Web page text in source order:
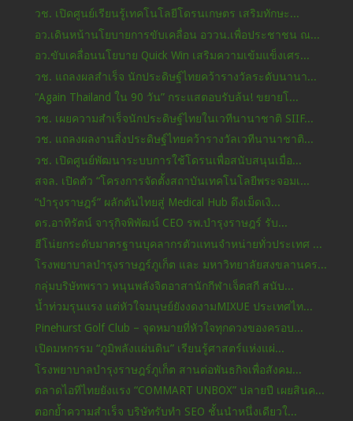
วช. เปิดศูนย์เรียนรู้เทคโนโลยีโดรนเกษตร เสริมทักษะ...
อว.เดินหน้านโยบายการขับเคลื่อน อววน.เพื่อประชาชน ณ...
อว.ขับเคลื่อนนโยบาย Quick Win เสริมความเข้มแข็งเศร...
วช. แถลงผลสำเร็จ นักประดิษฐ์ไทยคว้ารางวัลระดับนานา...
"Again Thailand ใน 90 วัน” กระแสตอบรับล้น! ขยายโ...
วช. เผยความสำเร็จนักประดิษฐ์ไทยในเวทีนานาชาติ SIIF...
วช. แถลงผลงานสิ่งประดิษฐ์ไทยคว้ารางวัลเวทีนานาชาติ...
วช. เปิดศูนย์พัฒนาระบบการใช้โดรนเพื่อสนับสนุนเมื่อ...
สจล. เปิดตัว “โครงการจัดตั้งสถาบันเทคโนโลยีพระจอมเ...
“บำรุงราษฎร์” ผลักดันไทยสู่ Medical Hub ดึงเม็ดเงิ...
ดร.อาทิรัตน์ จารุกิจพิพัฒน์ CEO รพ.บำรุงราษฎร์ รับ...
ฮีโน่ยกระดับมาตรฐานบุคลากรตัวแทนจำหน่ายทั่วประเทศ ...
โรงพยาบาลบำรุงราษฎร์ภูเก็ต และ มหาวิทยาลัยสงขลานคร...
กลุ่มบริษัทพราว หนุนพลังจิตอาสานักกีฬาเจ็ตสกี สนับ...
น้ำท่วมรุนแรง แต่หัวใจมนุษย์ยังงดงามMIXUE ประเทศไท...
Pinehurst Golf Club – จุดหมายที่หัวใจทุกดวงของครอบ...
เปิดมหกรรม “ภูมิพลังแผ่นดิน” เรียนรู้ศาสตร์แห่งแผ่...
โรงพยาบาลบำรุงราษฎร์ภูเก็ต สานต่อพันธกิจเพื่อสังคม...
ตลาดไอทีไทยยังแรง “COMMART UNBOX” ปลายปี เผยสินค...
ตอกย้ำความสำเร็จ บริษัทรับทำ SEO ชั้นนำหนึ่งเดียวใ...